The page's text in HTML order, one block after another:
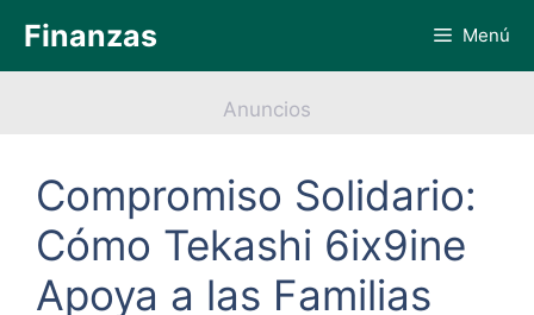
contenido
Finanzas Menú
Anuncios
Compromiso Solidario:
Cómo Tekashi 6ix9ine
Apoya a las Familias